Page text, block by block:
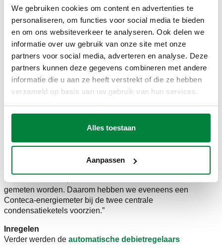
We gebruiken cookies om content en advertenties te
personaliseren, om functies voor social media te bieden
en om ons websiteverkeer te analyseren. Ook delen we
informatie over uw gebruik van onze site met onze
partners voor social media, adverteren en analyse. Deze
partners kunnen deze gegevens combineren met andere
informatie die u aan ze heeft verstrekt of die ze hebben
verzameld op basis van uw gebruik van hun services.
Alles toestaan
Aanpassen
water in een buffervat van 500 liter opgeslagen wordt. “Dat
gebeurt steeds in functie van de gevraagde temperatuur”,
vertelt Quentin Leveau. “Vervolgens zorgen dedistributie-
units SATK20van Caleffi voor de distributie van het water
naar de verschillende afgiftesystemen. De ingebouwde
elektronische regelaar levert hierbij steeds de exact
gewenste temperatuur.”
Om het verbruik te weten, werd ieder appartement voorzien
van eenwarmtemeter Conteca (serie 7554)van Caleffi. “Bij
appartementen met een aparte condensatieketel lees je het
verbruik af via de gasmeter”, legt installateur Leveau uit. “In
hebben we in ieder appartement de warmtemeter
geïnstalleerd. Dit toestel meet zowel het elektrisch verbruik
verbruik te komen, moet ook het verbruik van het ketelhuis
gemeten worden. Daarom hebben we eveneens een
Conteca-energiemeter bij de twee centrale
condensatieketels voorzien.”
Inregelen
Verder werden de automatische debietregelaars